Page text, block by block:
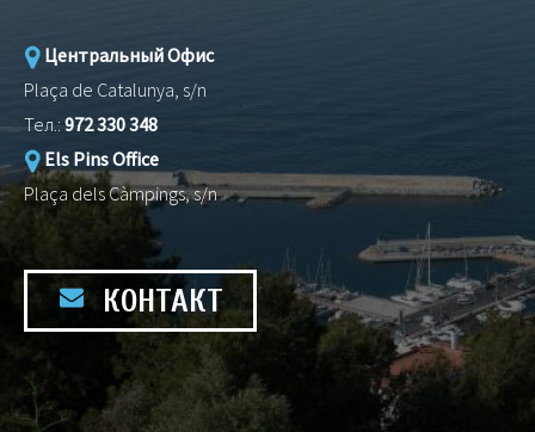
Центральный Офис
Plaça de Catalunya, s/n
Тел.:972 330 348
Els Pins Office
Plaça dels Càmpings, s/n
КОНТАКТ